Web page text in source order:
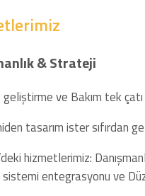
& Strateji
geliştirme ve Bakım tek
tasarım ister sıfırdan
hizmetlerimiz:
entegrasyonu ve